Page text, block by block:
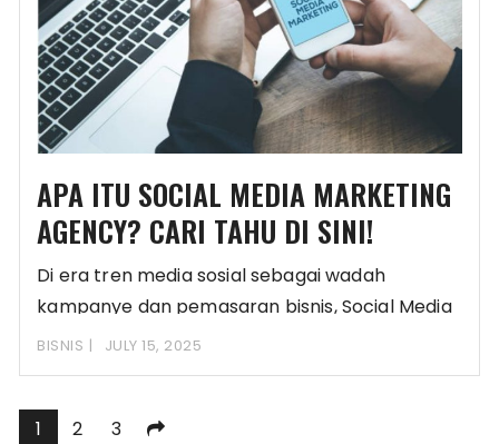
APA ITU SOCIAL MEDIA MARKETING
AGENCY? CARI TAHU DI SINI!
Di era tren media sosial sebagai wadah
kampanye dan pemasaran bisnis, Social Media
Marketing Agency
BISNIS JULY 15, 2025
Posts
1 2 3